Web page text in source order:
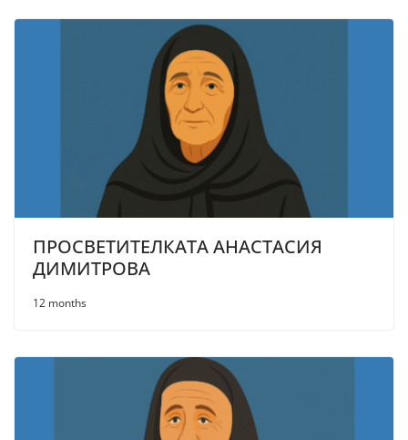
ПРОСВЕТИТЕЛКАТА АНАСТАСИЯ
ДИМИТРОВА
12 months